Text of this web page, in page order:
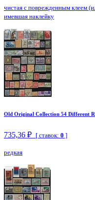
чистая с поврежденным клеем
имевшая наклейку
Old Original Collection 54 Different
735,36 ₽ [ ставок: 0 ]
редкая